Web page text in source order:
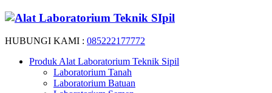
HUBUNGI KAMI : 085222177772
Produk Alat Laboratorium Teknik Sipil
Laboratorium Tanah
Laboratorium Batuan